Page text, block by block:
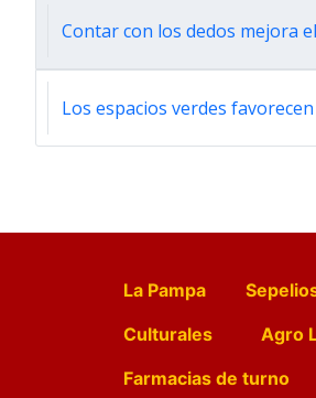
Contar con los dedos mejora
Los espacios verdes
La Pampa
Culturales
Agro
Farmacias de turno